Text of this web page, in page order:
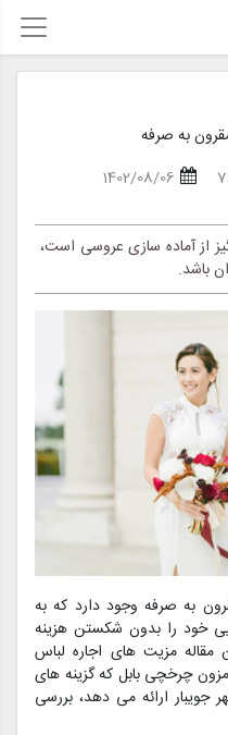
به صرفه
1402/08/06
از آماده سازی عروسی است،
باشد.
به صرفه وجود دارد که به
خود را بدون شکستن هزینه
مزیت های اجاره لباس
چرخچی بابل که گزینه های
جویبار ارائه می دهد، بررسی